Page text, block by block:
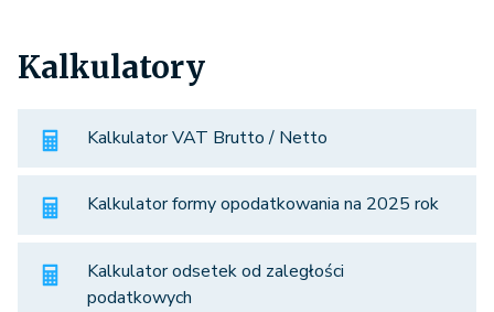
Kalkulatory
Kalkulator VAT Brutto / Netto
Kalkulator formy opodatkowania na 2025 rok
Kalkulator odsetek od zaległości
podatkowych